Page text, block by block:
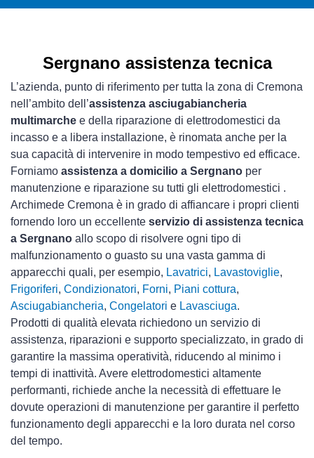
Sergnano assistenza tecnica
L’azienda, punto di riferimento per tutta la zona di Cremona
nell’ambito dell’assistenza asciugabiancheria
multimarche e della riparazione di elettrodomestici da
incasso e a libera installazione, è rinomata anche per la
sua capacità di intervenire in modo tempestivo ed efficace.
Forniamo assistenza a domicilio a Sergnano per
manutenzione e riparazione su tutti gli elettrodomestici .
Archimede Cremona è in grado di affiancare i propri clienti
fornendo loro un eccellente servizio di assistenza tecnica
a Sergnano allo scopo di risolvere ogni tipo di
malfunzionamento o guasto su una vasta gamma di
apparecchi quali, per esempio, Lavatrici, Lavastoviglie,
Frigoriferi, Condizionatori, Forni, Piani cottura,
Asciugabiancheria, Congelatori e Lavasciuga.
Prodotti di qualità elevata richiedono un servizio di
assistenza, riparazioni e supporto specializzato, in grado di
garantire la massima operatività, riducendo al minimo i
tempi di inattività. Avere elettrodomestici altamente
performanti, richiede anche la necessità di effettuare le
dovute operazioni di manutenzione per garantire il perfetto
funzionamento degli apparecchi e la loro durata nel corso
del tempo.